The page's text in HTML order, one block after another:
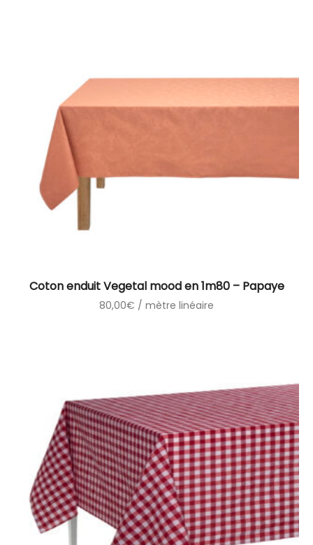
Coton enduit Vegetal mood en 1m80 – Papaye
80,00€ / mètre linéaire